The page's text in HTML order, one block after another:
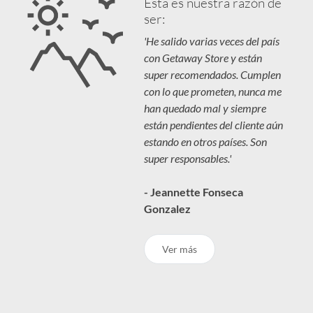
ser:
'He salido varias veces del país
con Getaway Store y están
super recomendados. Cumplen
con lo que prometen, nunca me
han quedado mal y siempre
están pendientes del cliente aún
estando en otros países. Son
super responsables.'
- Jeannette Fonseca
Gonzalez
Ver más